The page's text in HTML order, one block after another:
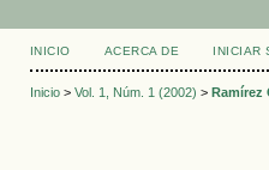
INICIO ACERCA DE INICIAR
Inicio> Vol. 1, Núm. 1 (2002) > Ramírez